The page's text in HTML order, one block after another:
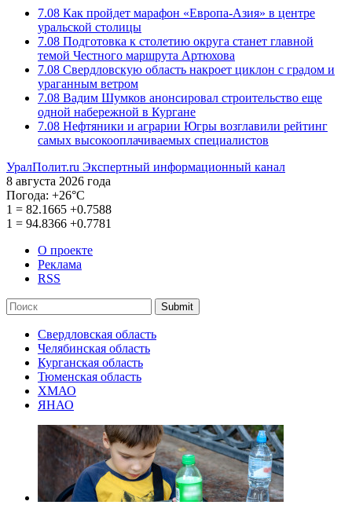
7.08 Как пройдет марафон «Европа-Азия» в центре
уральской столицы
7.08 Подготовка к столетию округа станет главной
темой Честного маршрута Артюхова
7.08 Свердловскую область накроет циклон с градом и
ураганным ветром
7.08 Вадим Шумков анонсировал строительство еще
одной набережной в Кургане
7.08 Нефтяники и аграрии Югры возглавили рейтинг
самых высокооплачиваемых специалистов
УралПолит.ru Экспертный информационный канал
8 августа 2026 года
Погода: +26°С
1 = 82.1665 +0.7588
1 = 94.8366 +0.7781
О проекте
Реклама
RSS
Submit
Свердловская область
Челябинская область
Курганская область
Тюменская область
ХМАО
ЯНАО